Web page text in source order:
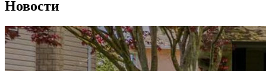
Новости